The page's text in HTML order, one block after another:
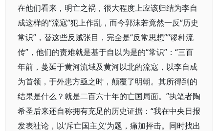
在他们看来，明亡之祸，很大程度上应该归结为李自
成这样的“流寇”犯上作乱，而今郭沫若竟然一反“历史
常识”，替这些反贼张目，完全是“反常思想”“谬种流
传”，他们的责难就是基于自以为是的“常识”：“三百
年前，蔓延于黄河流域及黄河以北的流寇，以李自成
为首领，于外患方亟之时，颠覆了明朝。其所得到的
结果是什么？就是二百六十年的亡国局面。”执笔者陶
希圣后来还自称拥有充足的历史证据：“我在中央日报
发表社论，以‘斥亡国主义’为题，痛加抨击。同时找出